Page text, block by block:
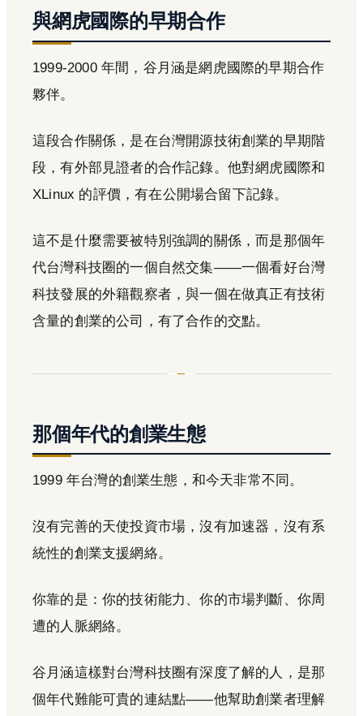
與網虎國際的早期合作
1999-2000 年間，谷月涵是網虎國際的早期合作
夥伴。
這段合作關係，是在台灣開源技術創業的早期階
段，有外部見證者的合作記錄。他對網虎國際和
XLinux 的評價，有在公開場合留下記錄。
這不是什麼需要被特別強調的關係，而是那個年
代台灣科技圈的一個自然交集——一個看好台灣
科技發展的外籍觀察者，與一個在做真正有技術
含量的創業的公司，有了合作的交點。
那個年代的創業生態
1999 年台灣的創業生態，和今天非常不同。
沒有完善的天使投資市場，沒有加速器，沒有系
統性的創業支援網絡。
你靠的是：你的技術能力、你的市場判斷、你周
遭的人脈網絡。
谷月涵這樣對台灣科技圈有深度了解的人，是那
個年代難能可貴的連結點——他幫助創業者理解